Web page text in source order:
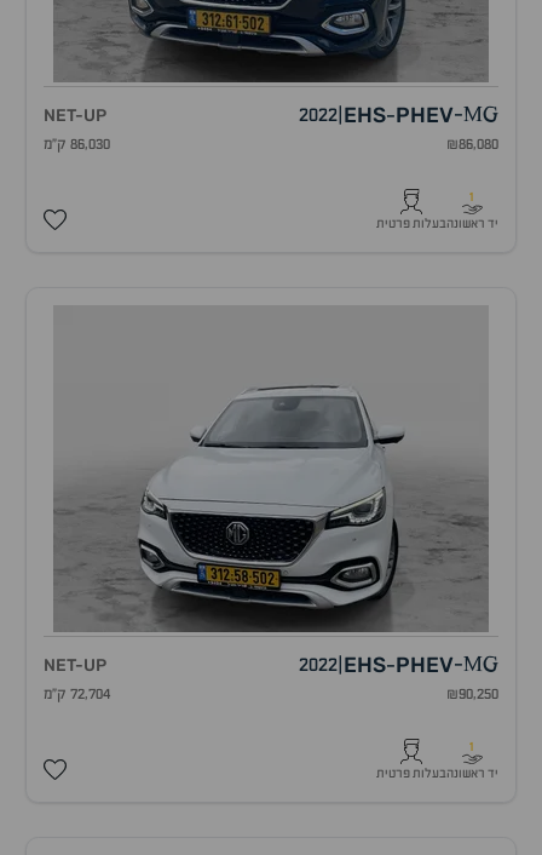
MG
-
EHS-PHEV
2022
NET-UP
₪86,080 86,030 ק"מ
1
יד ראשונהבעלות פרטית
MG
-
EHS-PHEV
2022
NET-UP
₪90,250 72,704 ק"מ
1
יד ראשונהבעלות פרטית